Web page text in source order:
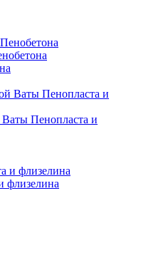
Пенопласта и
флизелина